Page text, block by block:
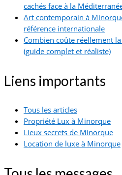
cachés face à la
Art contemporain à
référence internationale
Combien coûte réellement
(guide complet et réaliste)
Liens importants
Tous les articles
Propriété Lux à Minorque
Lieux secrets de Minorque
Location de luxe à Minorque